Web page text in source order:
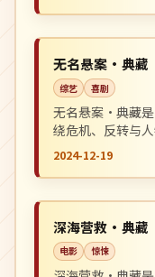
日本
无名悬案·典藏
综艺 喜剧
无名悬案·典藏
绕危机、反转与
推荐观看。
2024-12-19
中国
深海营救·典藏
电影 惊悚